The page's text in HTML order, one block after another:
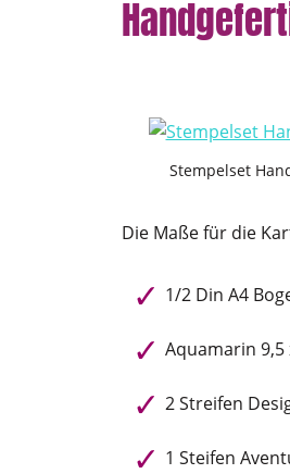
Stempelset
Die Maße für die
1/2 Din A4
Aquamarin 9,5
2 Streifen
1 Steifen